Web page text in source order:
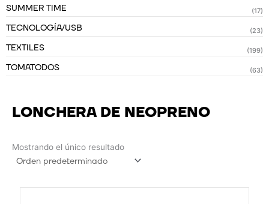
SUMMER TIME (17)
TECNOLOGÍA/USB (23)
TEXTILES (199)
TOMATODOS (63)
LONCHERA DE NEOPRENO
Mostrando el único resultado